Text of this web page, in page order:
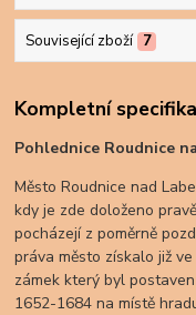
Související zboží 7
Kompletní
Pohlednice Roudnice
Město Roudnice nad
kdy je zde doloženo
pocházejí z poměrně
práva město získalo již
zámek který byl
1652-1684 na místě